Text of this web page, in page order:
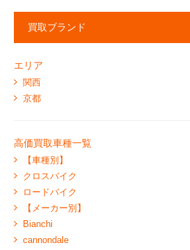
買取ブランド
エリア
関西
京都
高価買取車種一覧
【車種別】
クロスバイク
ロードバイク
【メーカー別】
Bianchi
cannondale